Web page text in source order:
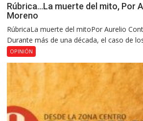
Rúbrica…La muerte del mito, Por
Moreno
RúbricaLa muerte del mitoPor Aurelio
Durante más de una década, el caso de
OPINIÓN